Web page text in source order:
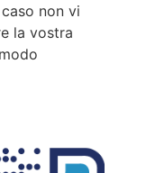
non vi
la vostra